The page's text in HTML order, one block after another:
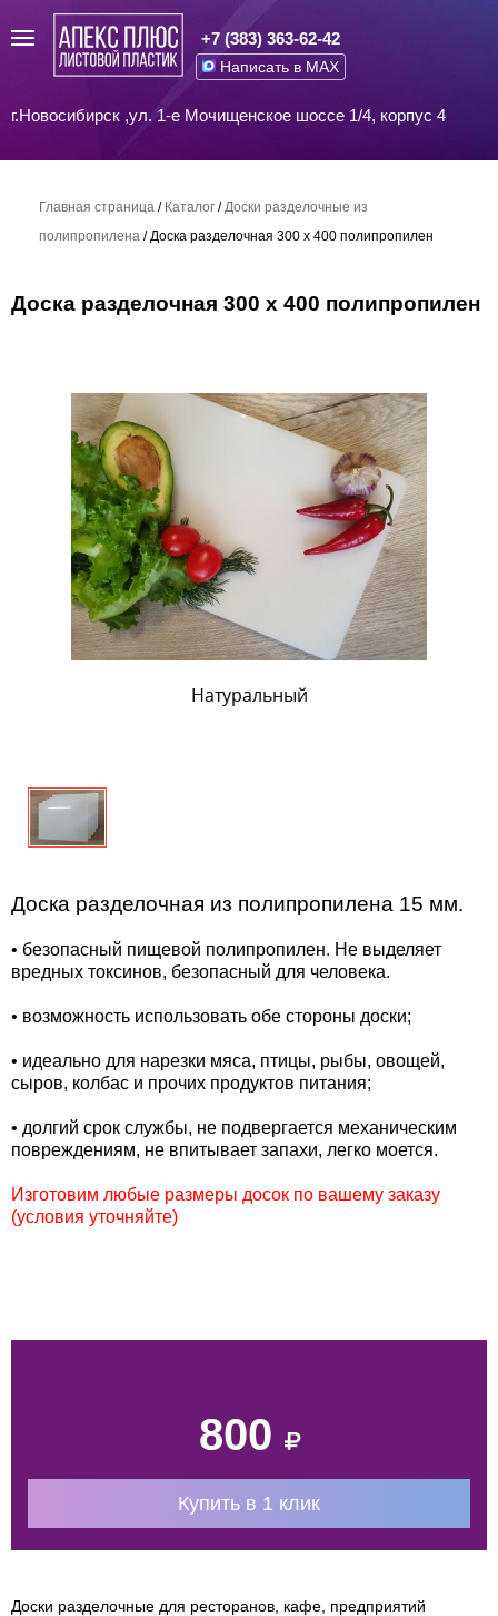
+7 (383) 363-62-42
Написать в MAX
г.Новосибирск ,ул. 1-е Мочищенское шоссе 1/4, корпус 4
Главная страница / Каталог /Доски разделочные из
полипропилена /Доска разделочная 300 х 400 полипропилен
Доска разделочная 300 х 400 полипропилен
Натуральный
Доска разделочная из полипропилена 15 мм.
• безопасный пищевой полипропилен. Не выделяет
вредных токсинов, безопасный для человека.
• возможность использовать обе стороны доски;
• идеально для нарезки мяса, птицы, рыбы, овощей,
сыров, колбас и прочих продуктов питания;
• долгий срок службы, не подвергается механическим
повреждениям, не впитывает запахи, легко моется.
Изготовим любые размеры досок по вашему заказу
(условия уточняйте)
800
Купить в 1 клик
Доски разделочные для ресторанов, кафе, предприятий